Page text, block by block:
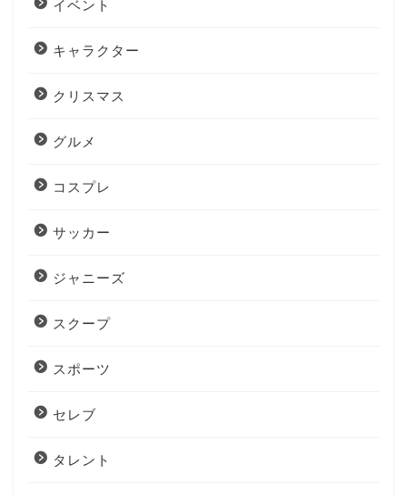
イベント
キャラクター
クリスマス
グルメ
コスプレ
サッカー
ジャニーズ
スクープ
スポーツ
セレブ
タレント